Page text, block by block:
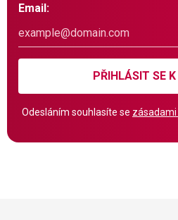
Email:
PŘIHLÁSIT SE K
Odesláním souhlasíte se zásadami